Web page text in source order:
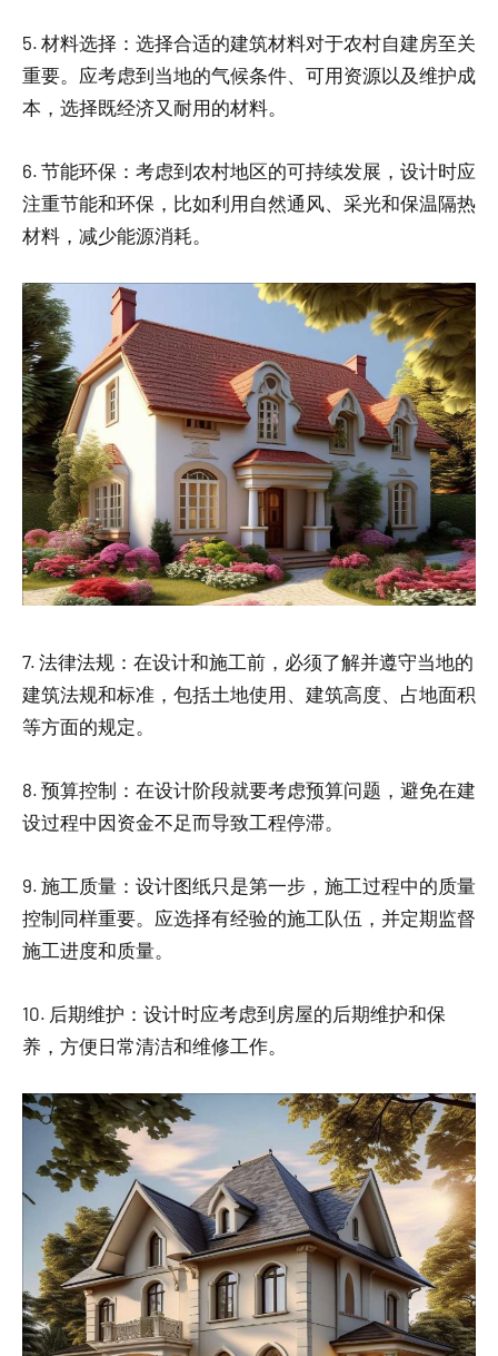
5. 材料选择：选择合适的建筑材料对于农村自建房至关
重要。应考虑到当地的气候条件、可用资源以及维护成
本，选择既经济又耐用的材料。
6. 节能环保：考虑到农村地区的可持续发展，设计时应
注重节能和环保，比如利用自然通风、采光和保温隔热
材料，减少能源消耗。
7. 法律法规：在设计和施工前，必须了解并遵守当地的
建筑法规和标准，包括土地使用、建筑高度、占地面积
等方面的规定。
8. 预算控制：在设计阶段就要考虑预算问题，避免在建
设过程中因资金不足而导致工程停滞。
9. 施工质量：设计图纸只是第一步，施工过程中的质量
控制同样重要。应选择有经验的施工队伍，并定期监督
施工进度和质量。
10. 后期维护：设计时应考虑到房屋的后期维护和保
养，方便日常清洁和维修工作。